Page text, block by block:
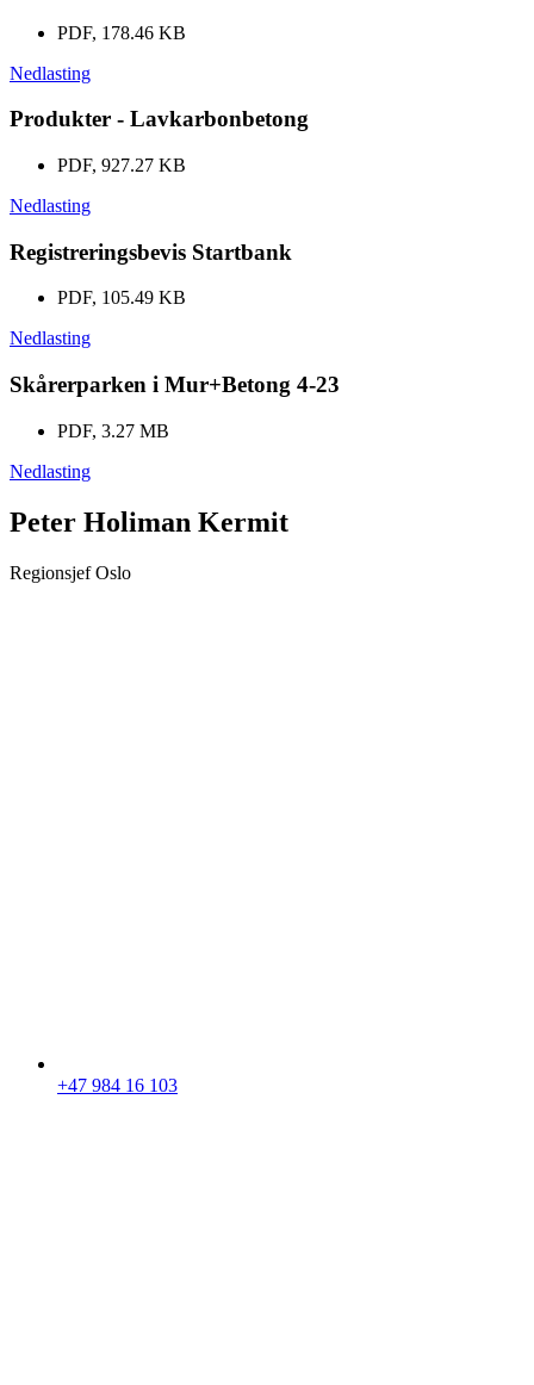
PDF, 178.46 KB
Nedlasting
Produkter - Lavkarbonbetong
PDF, 927.27 KB
Nedlasting
Registreringsbevis Startbank
PDF, 105.49 KB
Nedlasting
Skårerparken i Mur+Betong 4-23
PDF, 3.27 MB
Nedlasting
Peter Holiman Kermit
Regionsjef Oslo
+47 984 16 103